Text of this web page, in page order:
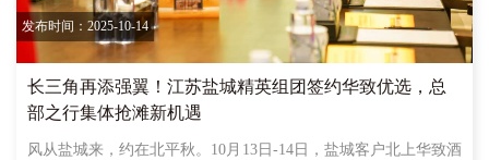
发布时间：2025-10-14
长三角再添强翼！江苏盐城精英组团签约华致优选，总
部之行集体抢滩新机遇
风从盐城来，约在北平秋。10月13日-14日，盐城客户北上华致酒